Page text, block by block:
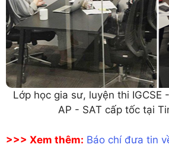
Lớp học gia sư, luyện thi IGCSE
AP - SAT cấp tốc tại
>>> Xem thêm: Báo chí đưa tin